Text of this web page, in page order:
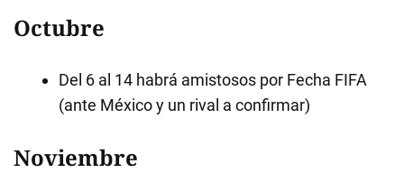
Octubre
Del 6 al 14 habrá amistosos por Fecha FIFA
(ante México y un rival a confirmar)
Noviembre